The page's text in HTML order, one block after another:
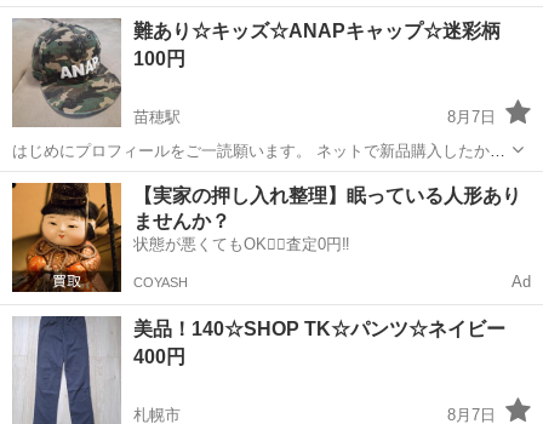
履いたスリッパです。 正確なサイズ表記がないためメジャーで爪先か
らかかとまで計測してます。画像を参考にご検討ください。 足を乗せ
る部分の布に毛玉なし、フチはや...
北海道 札幌市 キッズ用品 ストーリー
難あり☆キッズ☆ANAPキャップ☆迷彩柄
100円
苗穂駅
8月7日
はじめにプロフィールをご一読願います。 ネットで新品購入したかっ
こいいANAPのキャップです☆ サイズ表記無し。息子が幼稚園〜小学4
年生までサイズ調整しながら使用しました。 目立つ汚れはありません
が ①ツバの先に色あせ ...
北海道 札幌市 苗穂駅 キッズ用品 迷彩
【実家の押し入れ整理】眠っている人形あり
ませんか？
状態が悪くてもOK🙆‍♀️査定0円‼️
COYASH Ad
美品！140☆SHOP TK☆パンツ☆ネイビー
400円
札幌市
8月7日